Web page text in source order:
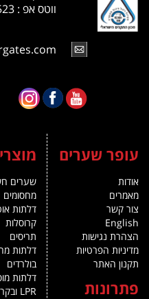
ווטס אפ : 052-5555523
שערים מוצרים
שערים חשמליים
מחסומים
דלתות אוטומטיות
קרוסלות
דלתות מהירות
בולרדים
דלתות מוסך